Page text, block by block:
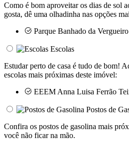
Como é bom aproveitar os dias de sol
gosta, dê uma olhadinha nas opções
Parque Banhado da Vergueiro
Escolas
Estudar perto de casa é tudo de bom!
escolas mais próximas deste imóvel:
EEEM Anna Luisa Ferrão
Postos de
Confira os postos de gasolina mais
você não ficar na mão.